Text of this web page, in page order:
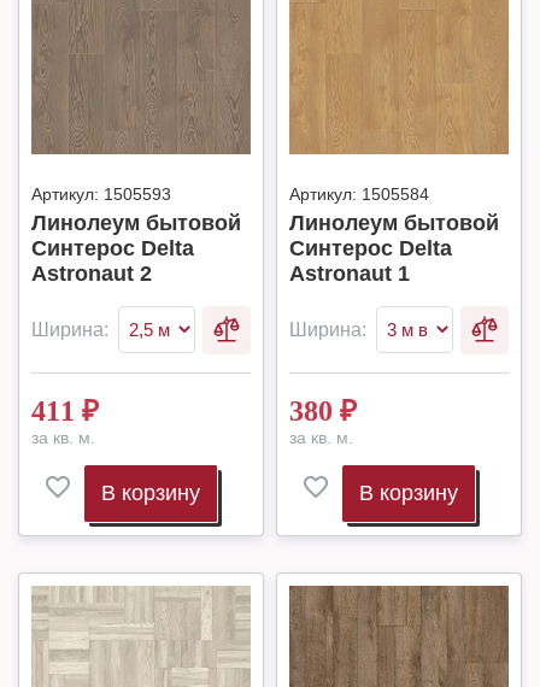
Артикул: 1505593
Линолеум бытовой
Синтерос Delta
Astronaut 2
Ширина:
411 ₽
за кв. м.
В корзину
Артикул: 1505584
Линолеум бытовой
Синтерос Delta
Astronaut 1
Ширина:
380 ₽
за кв. м.
В корзину